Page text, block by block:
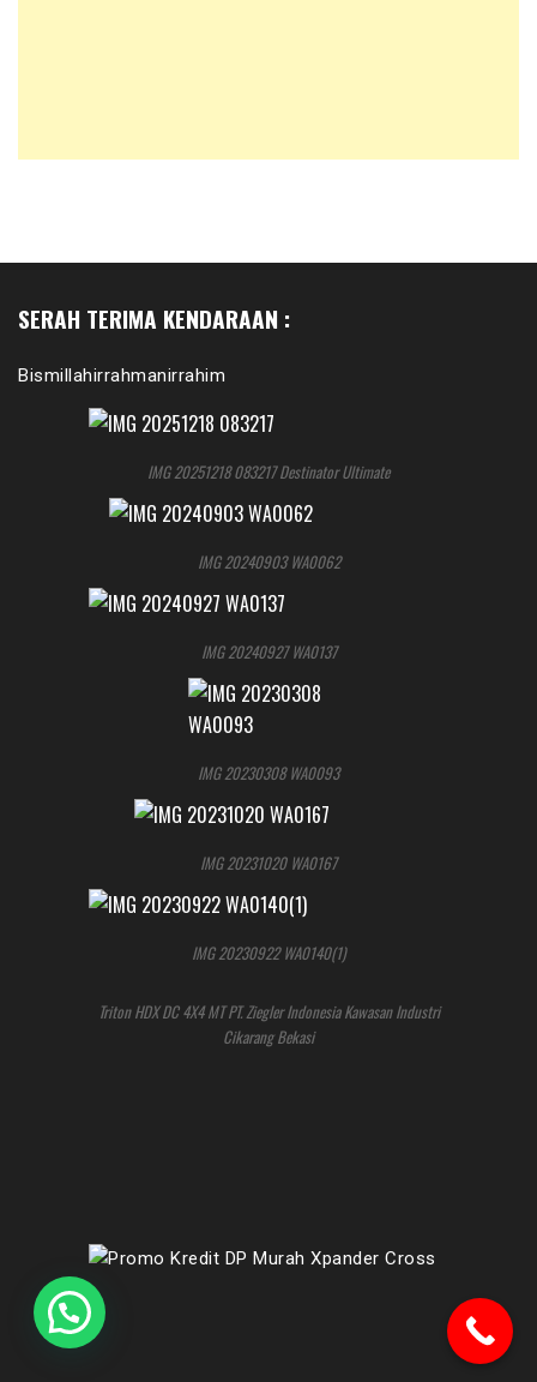
SERAH TERIMA KENDARAAN :
Bismillahirrahmanirrahim
IMG 20251218 083217 Destinator Ultimate
IMG 20240903 WA0062
IMG 20240927 WA0137
IMG 20230308 WA0093
IMG 20231020 WA0167
IMG 20230922 WA0140(1)
Triton HDX DC 4X4 MT PT. Ziegler Indonesia Kawasan Industri
Cikarang Bekasi